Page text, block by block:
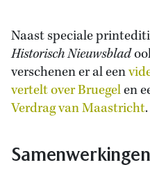
Naast speciale
Historisch Nieuwsblad
verschenen er al een
vertelt over Bruegelen
Verdrag van Maastricht.
Samenwerkingen